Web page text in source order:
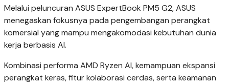
Melalui peluncuran ASUS ExpertBook PM5 G2, ASUS
menegaskan fokusnya pada pengembangan perangkat
komersial yang mampu mengakomodasi kebutuhan dunia
kerja berbasis AI.
Kombinasi performa AMD Ryzen AI, kemampuan ekspansi
perangkat keras, fitur kolaborasi cerdas, serta keamanan